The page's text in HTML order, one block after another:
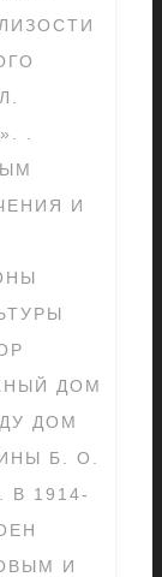
.
И
ДОМ
ДОМ
Б. О.
1914-
И